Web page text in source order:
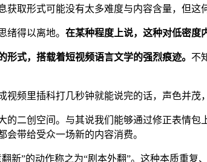
取形式可能没有太多难度与内容含量，但这
绪得以离地。 在某种程度上说，这种对低密度
式，搭载着短视频语言文学的强烈痕迹。 不
频里插科打几秒钟就能说完的话，声色并茂
的二创空间。与其说我们能够通过修正表情
带给受众一场新的内容消费。
新”的动作称之为“剧本外翻”。这种本质重复